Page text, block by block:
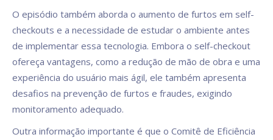
O episódio também aborda o aumento de furtos em self-
checkouts e a necessidade de estudar o ambiente antes
de implementar essa tecnologia. Embora o self-checkout
ofereça vantagens, como a redução de mão de obra e uma
experiência do usuário mais ágil, ele também apresenta
desafios na prevenção de furtos e fraudes, exigindo
monitoramento adequado.
Outra informação importante é que o Comitê de Eficiência